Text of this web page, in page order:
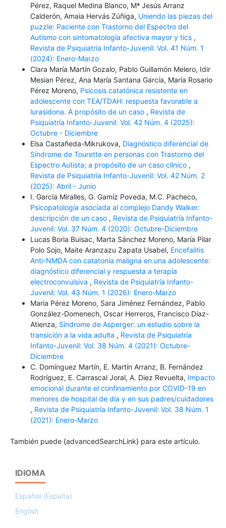
Pérez, Raquel Medina Blanco, Mª Jesús Arranz
Calderón, Amaia Hervás Zúñiga, Uniendo las piezas del
puzzle: Paciente con Trastorno del Espectro del
Autismo con sintomatología afectiva mayor y tics ,
Revista de Psiquiatría Infanto-Juvenil: Vol. 41 Núm. 1
(2024): Enero-Marzo
Clara María Martín Gozalo, Pablo Guillamón Melero, Idir
Mesian Pérez, Ana María Santana García, María Rosario
Pérez Moreno, Psicosis catatónica resistente en
adolescente con TEA/TDAH: respuesta favorable a
lurasidona. A propósito de un caso , Revista de
Psiquiatría Infanto-Juvenil: Vol. 42 Núm. 4 (2025):
Octubre - Diciembre
Elsa Castañeda-Mikrukova, Diagnóstico diferencial de
Síndrome de Tourette en personas con Trastorno del
Espectro Autista; a propósito de un caso clínico ,
Revista de Psiquiatría Infanto-Juvenil: Vol. 42 Núm. 2
(2025): Abril - Junio
I. García Miralles, G. Gamíz Poveda, M.C. Pacheco,
Psicopatología asociada al complejo Dandy Walker:
descripción de un caso , Revista de Psiquiatría Infanto-
Juvenil: Vol. 37 Núm. 4 (2020): Octubre-Diciembre
Lucas Boria Buisac, Marta Sánchez Moreno, María Pilar
Polo Sojo, Maite Aranzazu Zapata Usabel, Encefalitis
Anti-NMDA con catatonía maligna en una adolescente:
diagnóstico diferencial y respuesta a terapia
electroconvulsiva , Revista de Psiquiatría Infanto-
Juvenil: Vol. 43 Núm. 1 (2026): Enero-Marzo
Maria Pérez Moreno, Sara Jiménez Fernández, Pablo
González-Domenech, Oscar Herreros, Francisco Díaz-
Atienza, Síndrome de Asperger: un estudio sobre la
transición a la vida adulta , Revista de Psiquiatría
Infanto-Juvenil: Vol. 38 Núm. 4 (2021): Octubre-
Diciembre
C. Domínguez Martín, E. Martín Arranz, B. Fernández
Rodríguez, E. Carrascal Joral, A. Diez Revuelta, Impacto
emocional durante el confinamiento por COVID-19 en
menores de hospital de día y en sus padres/cuidadores
, Revista de Psiquiatría Infanto-Juvenil: Vol. 38 Núm. 1
(2021): Enero-Marzo
También puede {advancedSearchLink} para este artículo.
IDIOMA
Español (España)
English